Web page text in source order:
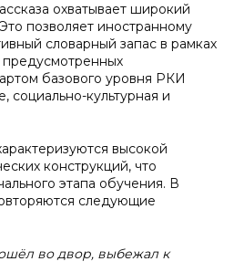
охватывает широкий
позволяет иностранному
словарный запас в рамках
предусмотренных
базового уровня РКИ
культурная и
высокой
конструкций, что
этапа обучения. В
следующие
во двор, выбежал к